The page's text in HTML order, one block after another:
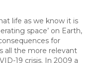
life as we know it is
space’ on Earth,
for
all the more relevant
19 crisis. In 2009 a